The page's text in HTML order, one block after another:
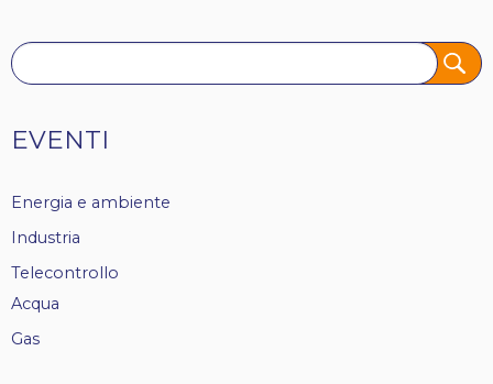
Tags
EVENTI
Energia e ambiente
Industria
Telecontrollo
Acqua
Gas